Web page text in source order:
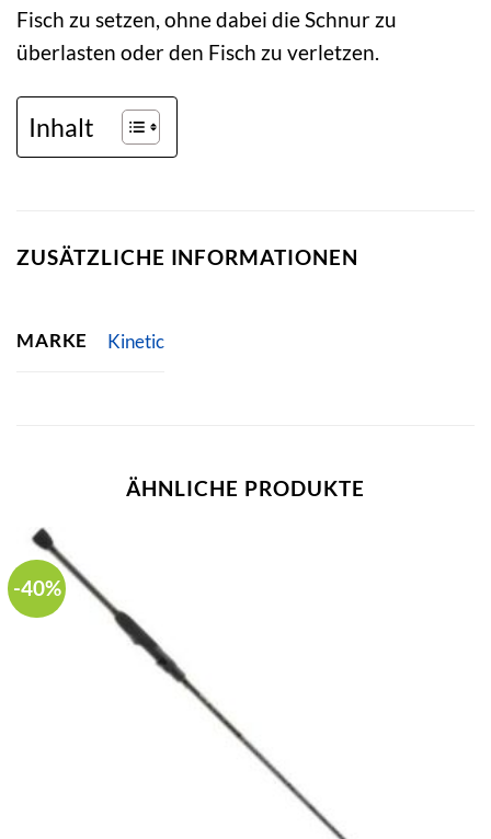
Fisch zu setzen, ohne dabei die Schnur zu
überlasten oder den Fisch zu verletzen.
Inhalt
ZUSÄTZLICHE INFORMATIONEN
MARKE Kinetic
ÄHNLICHE PRODUKTE
-40%